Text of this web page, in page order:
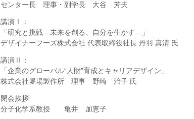
センター長 理事・副学長 大谷 芳夫
講演Ⅰ：
「研究と挑戦―未来を創る、自分を生かす―」
デザイナーフーズ株式会社 代表取締役社長 丹羽 真清 氏
講演Ⅱ：
「企業のグローバル“人財”育成とキャリアデザイン」
株式会社堀場製作所 理事 野崎 治子 氏
閉会挨拶
分子化学系教授 亀井 加恵子